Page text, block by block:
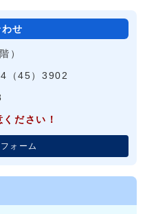
せ
）
（45）3902
ださい！
ォーム